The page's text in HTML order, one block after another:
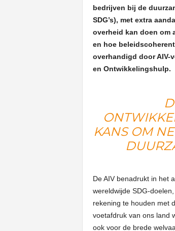
bedrijven bij de
SDG’s), met extra
overheid kan doen om
en hoe
overhandigd door AIV-
en Ontwikkelingshulp.
KANS OM
De AIV benadrukt in het
wereldwijde SDG-
rekening te houden met
voetafdruk van ons land
ook voor de brede